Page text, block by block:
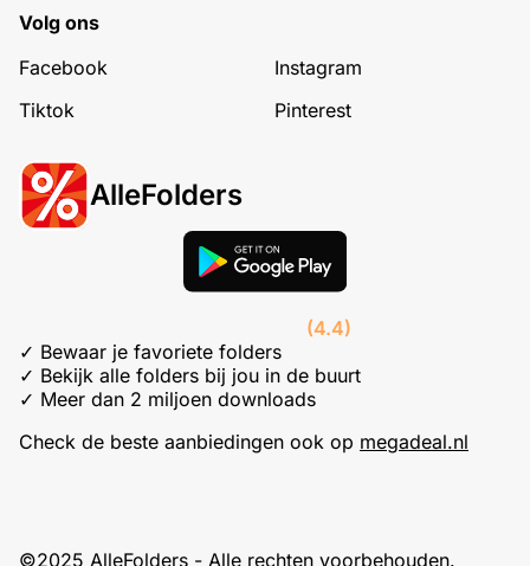
Volg ons
Facebook
Instagram
Tiktok
Pinterest
AlleFolders
(4.4)
✓ Bewaar je favoriete folders
✓ Bekijk alle folders bij jou in de buurt
✓ Meer dan 2 miljoen downloads
Check de beste aanbiedingen ook op megadeal.nl
©2025 AlleFolders - Alle rechten voorbehouden.